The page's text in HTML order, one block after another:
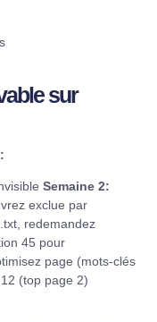
sur
Semaine 2:
exclue par
redemandez
45 pour
page (mots-clés
(top page 2)